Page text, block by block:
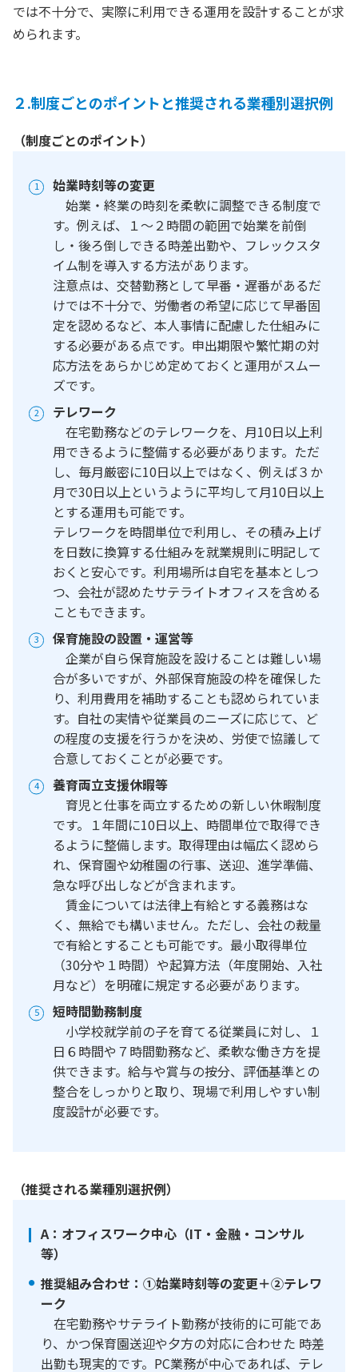
では不十分で、実際に利用できる運用を設計することが求
められます。
２.制度ごとのポイントと推奨される業種別選択例
（制度ごとのポイント）
始業時刻等の変更
始業・終業の時刻を柔軟に調整できる制度で
す。例えば、１〜２時間の範囲で始業を前倒
し・後ろ倒しできる時差出勤や、フレックスタ
イム制を導入する方法があります。
注意点は、交替勤務として早番・遅番があるだ
けでは不十分で、労働者の希望に応じて早番固
定を認めるなど、本人事情に配慮した仕組みに
する必要がある点です。申出期限や繁忙期の対
応方法をあらかじめ定めておくと運用がスムー
ズです。
テレワーク
在宅勤務などのテレワークを、月10日以上利
用できるように整備する必要があります。ただ
し、毎月厳密に10日以上ではなく、例えば３か
月で30日以上というように平均して月10日以上
とする運用も可能です。
テレワークを時間単位で利用し、その積み上げ
を日数に換算する仕組みを就業規則に明記して
おくと安心です。利用場所は自宅を基本としつ
つ、会社が認めたサテライトオフィスを含める
こともできます。
保育施設の設置・運営等
企業が自ら保育施設を設けることは難しい場
合が多いですが、外部保育施設の枠を確保した
り、利用費用を補助することも認められていま
す。自社の実情や従業員のニーズに応じて、ど
の程度の支援を行うかを決め、労使で協議して
合意しておくことが必要です。
養育両立支援休暇等
育児と仕事を両立するための新しい休暇制度
です。１年間に10日以上、時間単位で取得でき
るように整備します。取得理由は幅広く認めら
れ、保育園や幼稚園の行事、送迎、進学準備、
急な呼び出しなどが含まれます。
賃金については法律上有給とする義務はな
く、無給でも構いません。ただし、会社の裁量
で有給とすることも可能です。最小取得単位
（30分や１時間）や起算方法（年度開始、入社
月など）を明確に規定する必要があります。
短時間勤務制度
小学校就学前の子を育てる従業員に対し、１
日６時間や７時間勤務など、柔軟な働き方を提
供できます。給与や賞与の按分、評価基準との
整合をしっかりと取り、現場で利用しやすい制
度設計が必要です。
（推奨される業種別選択例）
A：オフィスワーク中心（IT・金融・コンサル
等）
推奨組み合わせ：①始業時刻等の変更＋②テレワ
ーク
在宅勤務やサテライト勤務が技術的に可能であ
り、かつ保育園送迎や夕方の対応に合わせた 時差
出勤も現実的です。PC業務が中心であれば、テレ